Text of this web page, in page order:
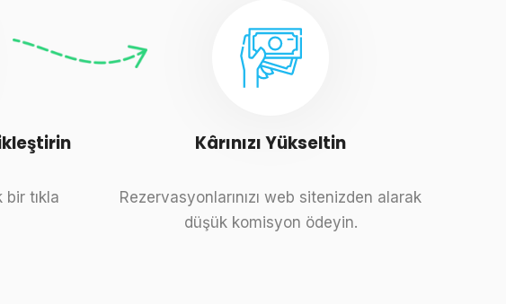
bir tıkla
Kârınızı Yükseltin
Rezervasyonlarınızı web sitenizden alarak
düşük komisyon ödeyin.